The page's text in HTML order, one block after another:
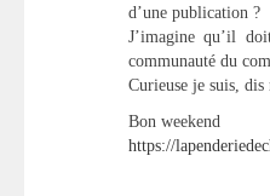
d’une publication ?
J’imagine qu’il
communauté du
Curieuse je suis, dis
Bon weekend
https://